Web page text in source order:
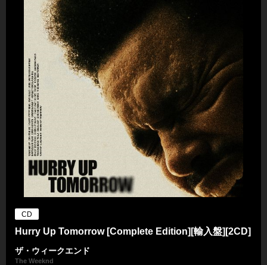
CD
Hurry Up Tomorrow [Complete Edition][輸入盤][2CD]
ザ・ウィークエンド
The Weeknd